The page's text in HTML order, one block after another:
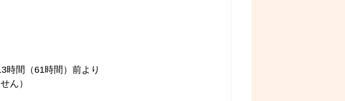
時間（61時間）前より
ん）